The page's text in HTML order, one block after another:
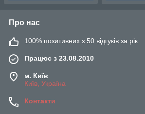
Про нас
100% позитивних з 50 відгуків за рік
Працює з 23.08.2010
м. Київ
Київ, Україна
Контакти